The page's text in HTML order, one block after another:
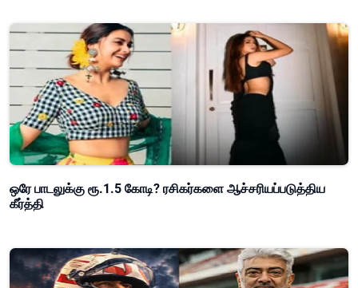
ஒரே பாடலுக்கு ரூ.1.5 கோடி? ரசிகர்களை ஆச்சரியப்படுத்திய
கீர்த்தி